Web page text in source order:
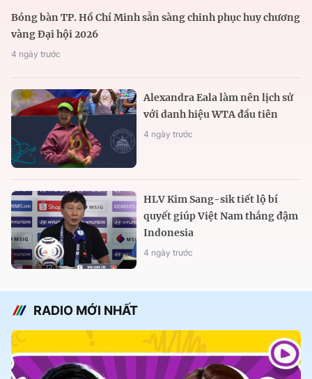
Bóng bàn TP. Hồ Chí Minh sẵn sàng chinh phục huy chương
vàng Đại hội 2026
4 ngày trước
Alexandra Eala làm nên lịch sử
với danh hiệu WTA đầu tiên
4 ngày trước
HLV Kim Sang-sik tiết lộ bí
quyết giúp Việt Nam thắng đậm
Indonesia
4 ngày trước
RADIO MỚI NHẤT